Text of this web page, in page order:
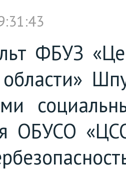
ФБУЗ
ОБУСО